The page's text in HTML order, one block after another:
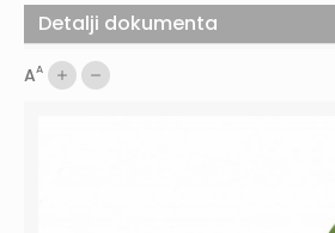
AA
Detalji dokumenta